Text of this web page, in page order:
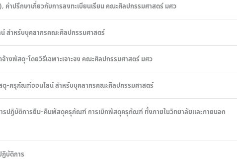
คำปรึกษาเกี่ยวกับการลงทะเบียนเรียน คณะศิลปกรรมศาสตร์ มศว
สำหรับบุคลากรคณะศิลปกรรมศาสตร์
งพัสดุ-โดยวิธีเฉพาะเจาะจง คณะศิลปกรรมศาสตร์ มศว
ดุ-ครุภัณฑ์ออนไลน์ สำหรับบุคลากรคณะศิลปกรรมศาสตร์
รปฏิบัติการยืม-คืนพัสดุครุภัณฑ์ การเบิกพัสดุครุภัณฑ์ ทั้งภายในวิทยาลัยและภายนอก
ฏิบัติการ